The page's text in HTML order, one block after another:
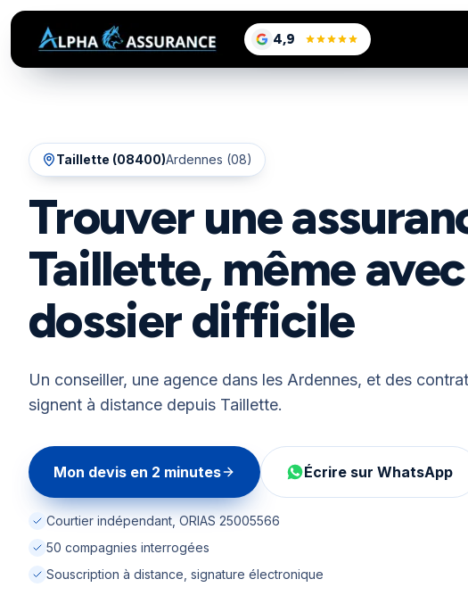
4,9
sur Google, voir les avis
Taillette (08400)Ardennes (08)
Trouver une
Taillette, même
dossier difficile
Un conseiller, une agence dans les Ardennes, et des
signent à distance depuis Taillette.
Mon devis en 2 minutes Écrire sur WhatsApp
Courtier indépendant, ORIAS 25005566
50 compagnies interrogées
Souscription à distance, signature électronique